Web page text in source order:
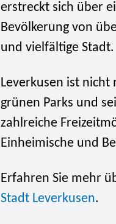
erstreckt sich über
Bevölkerung von
und vielfältige Stadt.
Leverkusen ist
grünen Parks und
zahlreiche
Einheimische und
Erfahren Sie mehr
Stadt Leverkusen.